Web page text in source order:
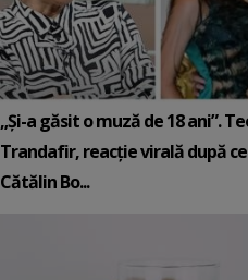
„Și-a găsit o muză de 18 ani”.
Trandafir, reacție virală după
Cătălin Bo...